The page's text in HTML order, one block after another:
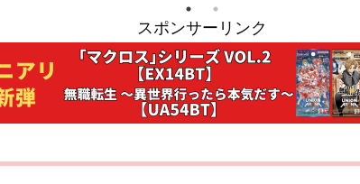
スポンサーリンク